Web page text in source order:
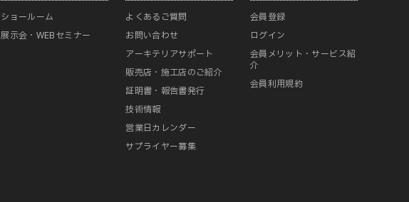
ショールーム
展示会・WEBセミナー
よくあるご質問
お問い合わせ
アーキテリアサポート
販売店・施工店のご紹介
証明書・報告書発行
技術情報
営業日カレンダー
サプライヤー募集
会員登録
ログイン
会員メリット・サービス紹
介
会員利用規約